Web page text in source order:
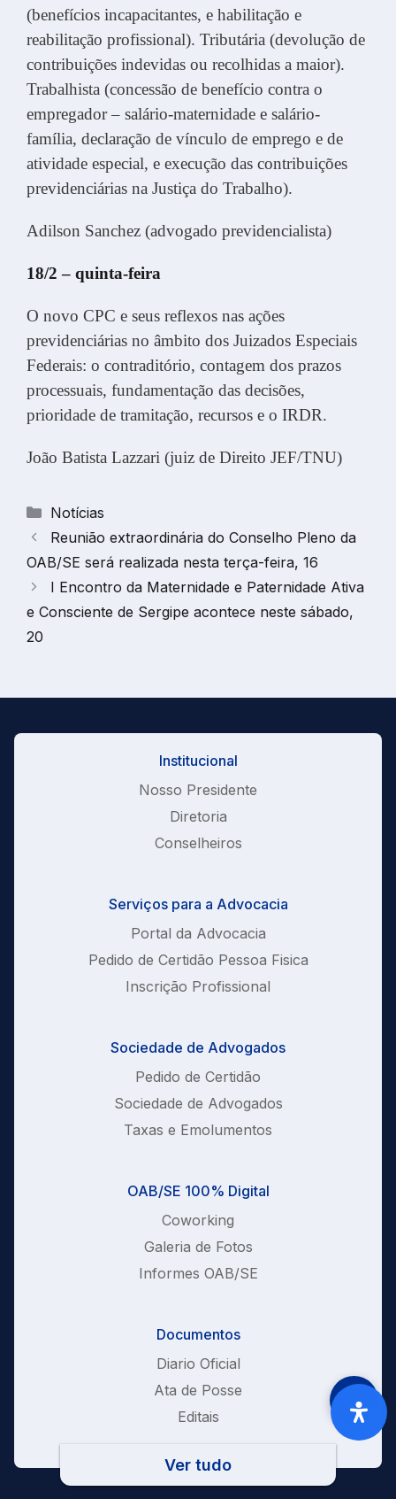
(benefícios incapacitantes, e habilitação e
reabilitação profissional). Tributária (devolução de
contribuições indevidas ou recolhidas a maior).
Trabalhista (concessão de benefício contra o
empregador – salário-maternidade e salário-
família, declaração de vínculo de emprego e de
atividade especial, e execução das contribuições
previdenciárias na Justiça do Trabalho).
Adilson Sanchez (advogado previdencialista)
18/2 – quinta-feira
O novo CPC e seus reflexos nas ações
previdenciárias no âmbito dos Juizados Especiais
Federais: o contraditório, contagem dos prazos
processuais, fundamentação das decisões,
prioridade de tramitação, recursos e o IRDR.
João Batista Lazzari (juiz de Direito JEF/TNU)
Categorias
Notícias
Reunião extraordinária do Conselho Pleno da
OAB/SE será realizada nesta terça-feira, 16
I Encontro da Maternidade e Paternidade Ativa
e Consciente de Sergipe acontece neste sábado,
20
Institucional
Nosso Presidente
Diretoria
Conselheiros
Serviços para a Advocacia
Portal da Advocacia
Pedido de Certidão Pessoa Fisica
Inscrição Profissional
Sociedade de Advogados
Pedido de Certidão
Sociedade de Advogados
Taxas e Emolumentos
OAB/SE 100% Digital
Coworking
Galeria de Fotos
Informes OAB/SE
Documentos
Diario Oficial
Ata de Posse
Editais
Ver tudo